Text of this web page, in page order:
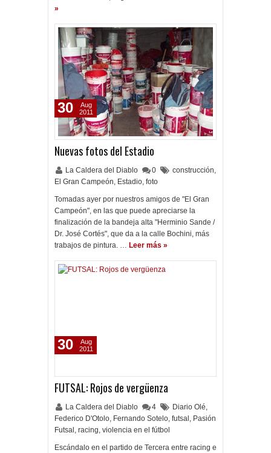
»
Nuevas fotos del Estadio
La Caldera del Diablo 0 construcción,
El Gran Campeón, Estadio, foto
Tomadas ayer por nuestros amigos de "El Gran
Campeón", en las que puede apreciarse la
finalización de la bandeja alta "Herminio Sande /
Dr. José Cortés", que da a la calle Bochini, más
trabajos de pintura. … Leer más »
30
Aug
2011
FUTSAL: Rojos de vergüenza
La Caldera del Diablo 4 Diario Olé,
Federico D'Otolo, Fernando Sotelo, futsal , Pasión
Futsal , racing, violencia en el fútbol
Escándalo en el partido de Tercera entre racing e
30
Aug
2011